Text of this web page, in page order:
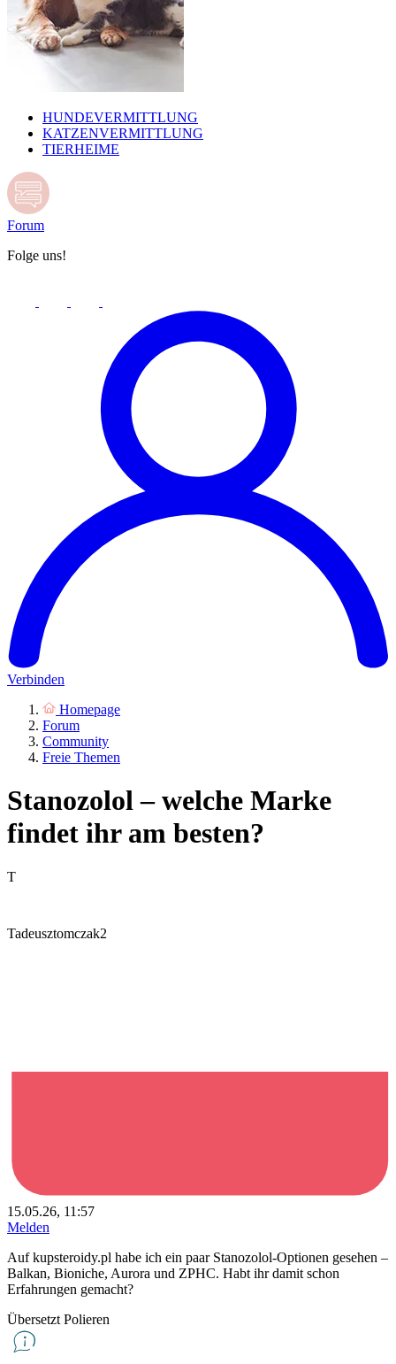
HUNDEVERMITTLUNG
KATZENVERMITTLUNG
TIERHEIME
Forum
Folge uns!
Verbinden
Homepage
Forum
Community
Freie Themen
Stanozolol – welche Marke
findet ihr am besten?
T
Tadeusztomczak2
15.05.26, 11:57
Melden
Auf kupsteroidy.pl habe ich ein paar Stanozolol-Optionen gesehen –
Balkan, Bioniche, Aurora und ZPHC. Habt ihr damit schon
Erfahrungen gemacht?
Übersetzt Polieren